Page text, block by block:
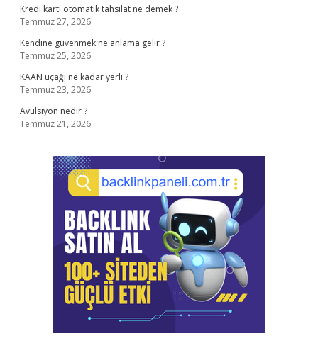
Kredi kartı otomatik tahsilat ne demek ?
Temmuz 27, 2026
Kendine güvenmek ne anlama gelir ?
Temmuz 25, 2026
KAAN uçağı ne kadar yerli ?
Temmuz 23, 2026
Avulsiyon nedir ?
Temmuz 21, 2026